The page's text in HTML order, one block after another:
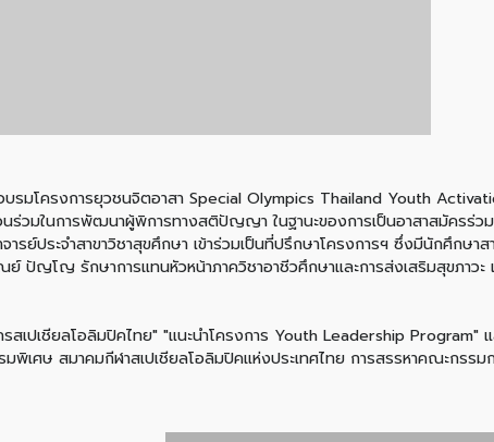
รมโครงการยุวชนจิตอาสา Special Olympics Thailand Youth
วมในการพัฒนาผู้พิการทางสติปัญญา ในฐานะของการเป็นอาสาสมัครร่ว
ประจำสาขาวิชาสุขศึกษา เข้าร่วมเป็นที่ปรึกษาโครงการฯ ซึ่งมีนักศึกษา
ปัญโญ รักษาการแทนหัวหน้าภาควิชาอาชีวศึกษาและการส่งเสริมสุขภาวะ
เปเชียลโอลิมปิคไทย" "แนะนำโครงการ Youth Leadership Program"
เศษ สมาคมกีฬาสเปเชียลโอลิมปิคแห่งประเทศไทย การสรรหาคณะกรรม
Botnoi